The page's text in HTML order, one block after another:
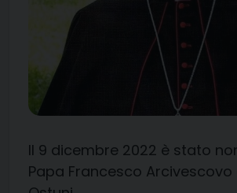
Il 9 dicembre 2022 è stato
Papa Francesco Arcivescovo